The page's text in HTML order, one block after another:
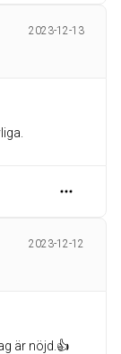
2023-12-13
2023-12-12
är nöjd.👍